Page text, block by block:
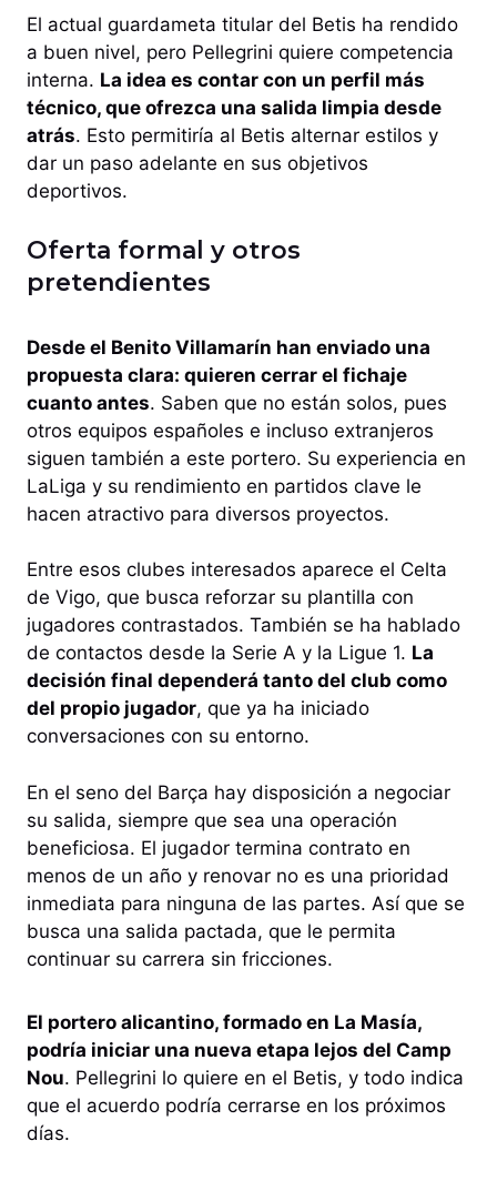
El actual guardameta titular del Betis ha rendido
a buen nivel, pero Pellegrini quiere competencia
interna. La idea es contar con un perfil más
técnico, que ofrezca una salida limpia desde
atrás. Esto permitiría al Betis alternar estilos y
dar un paso adelante en sus objetivos
deportivos.
Oferta formal y otros
pretendientes
Desde el Benito Villamarín han enviado una
propuesta clara: quieren cerrar el fichaje
cuanto antes. Saben que no están solos, pues
otros equipos españoles e incluso extranjeros
siguen también a este portero. Su experiencia en
LaLiga y su rendimiento en partidos clave le
hacen atractivo para diversos proyectos.
Entre esos clubes interesados aparece el Celta
de Vigo, que busca reforzar su plantilla con
jugadores contrastados. También se ha hablado
de contactos desde la Serie A y la Ligue 1. La
decisión final dependerá tanto del club como
del propio jugador, que ya ha iniciado
conversaciones con su entorno.
En el seno del Barça hay disposición a negociar
su salida, siempre que sea una operación
beneficiosa. El jugador termina contrato en
menos de un año y renovar no es una prioridad
inmediata para ninguna de las partes. Así que se
busca una salida pactada, que le permita
continuar su carrera sin fricciones.
El portero alicantino, formado en La Masía,
podría iniciar una nueva etapa lejos del Camp
Nou. Pellegrini lo quiere en el Betis, y todo indica
que el acuerdo podría cerrarse en los próximos
días.